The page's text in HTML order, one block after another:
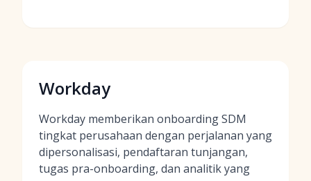
Workday
Workday memberikan onboarding SDM
tingkat perusahaan dengan perjalanan yang
dipersonalisasi, pendaftaran tunjangan,
tugas pra-onboarding, dan analitik yang